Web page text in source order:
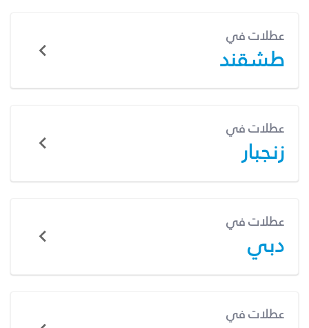
عطلات في
طشقند
عطلات في
زنجبار
عطلات في
دبي
عطلات في